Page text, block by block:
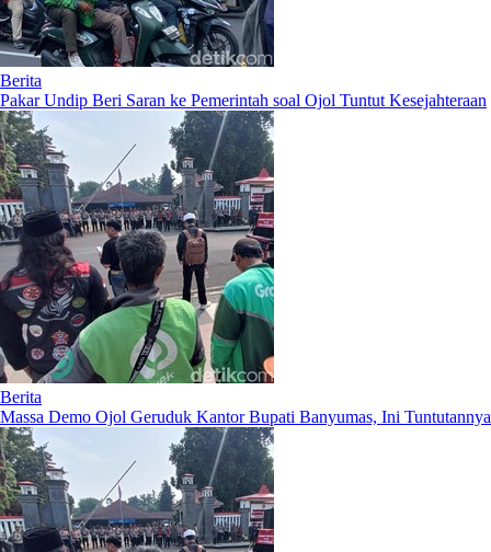
Berita
Pakar Undip Beri Saran ke Pemerintah soal Ojol Tuntut Kesejahteraan
Berita
Massa Demo Ojol Geruduk Kantor Bupati Banyumas, Ini Tuntutannya